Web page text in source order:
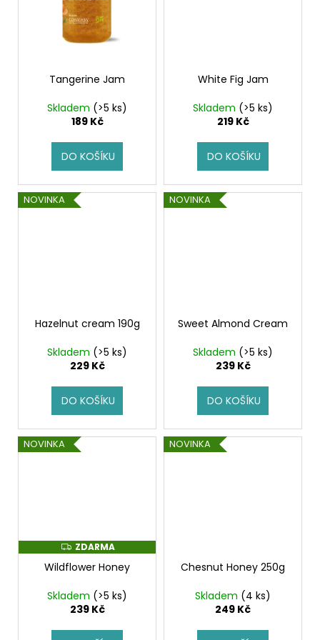
Tangerine Jam
Skladem (>5 ks)
189 Kč
DO KOŠÍKU
White Fig Jam
Skladem (>5 ks)
219 Kč
DO KOŠÍKU
NOVINKA
Hazelnut cream 190g
Skladem (>5 ks)
229 Kč
DO KOŠÍKU
NOVINKA
Sweet Almond Cream
Skladem (>5 ks)
239 Kč
DO KOŠÍKU
NOVINKA
Z
D
A
A
ZDARMA
Wildflower Honey
Skladem (>5 ks)
239 Kč
NOVINKA
Chesnut Honey 250g
Skladem (4 ks)
249 Kč